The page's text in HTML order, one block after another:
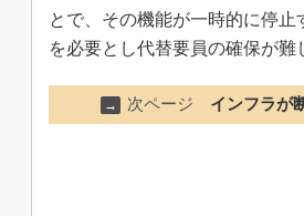
とで、その機能が一時的に停
を必要とし代替要員の確保が難
→ 次ページ インフラが